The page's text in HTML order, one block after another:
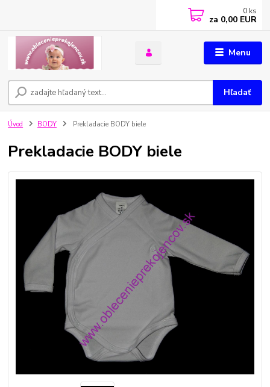
Menu
Hľadať
0 ks
za 0,00 EUR
Úvod BODY Prekladacie BODY biele
Prekladacie BODY biele